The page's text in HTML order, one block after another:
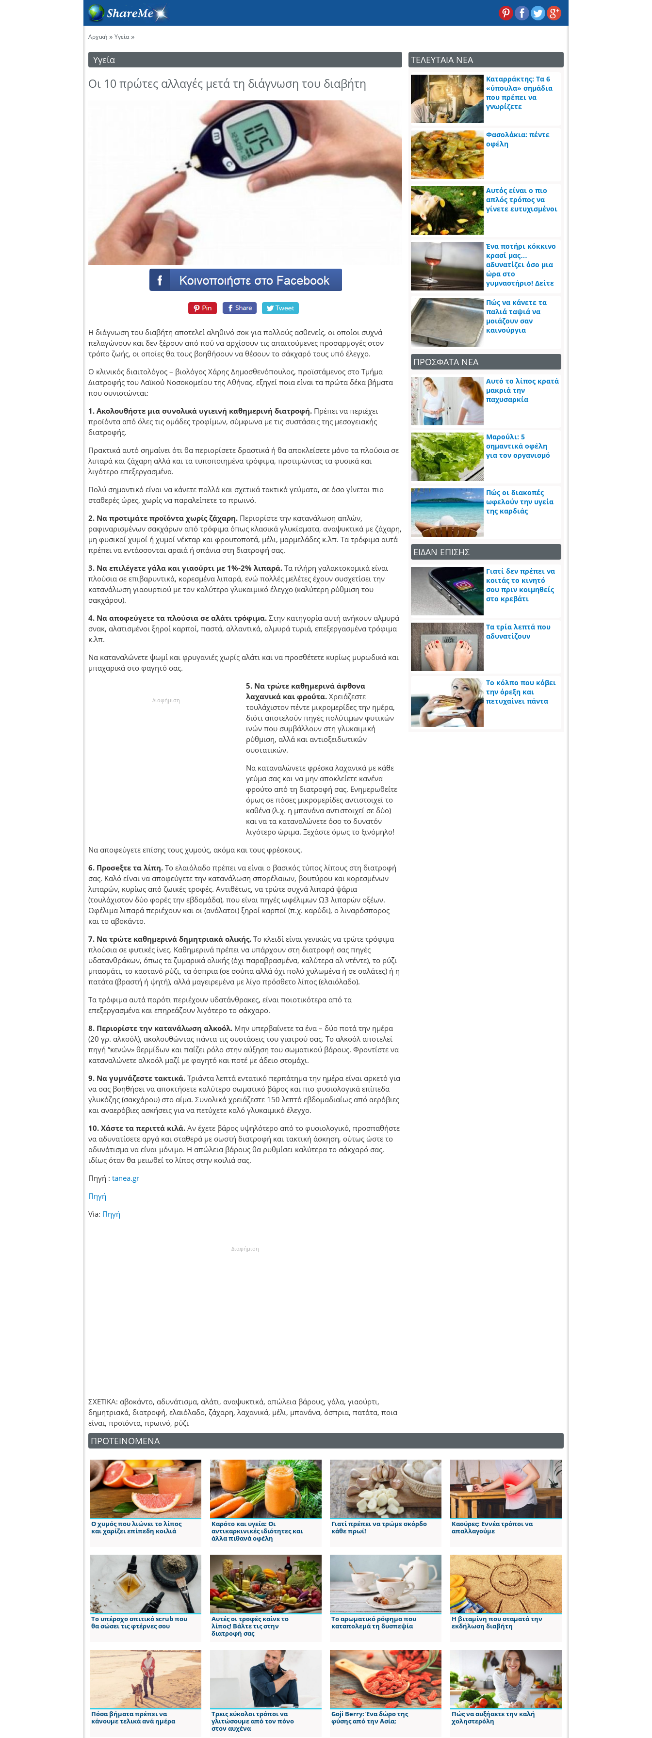
Αρχική » Υγεία »
Υγεία
Οι 10 πρώτες αλλαγές μετά τη διάγνωση του διαβήτη
Η διάγνωση του διαβήτη αποτελεί αληθινό σοκ για πολλούς ασθενείς, οι οποίοι συχνά
πελαγώνουν και δεν ξέρουν από πού να αρχίσουν τις απαιτούμενες προσαρμογές στον
τρόπο ζωής, οι οποίες θα τους βοηθήσουν να θέσουν το σάκχαρό τους υπό έλεγχο.
Ο κλινικός διαιτολόγος – βιολόγος Χάρης Δημοσθενόπουλος, προϊστάμενος στο Τμήμα
Διατροφής του Λαϊκού Νοσοκομείου της Αθήνας, εξηγεί ποια είναι τα πρώτα δέκα βήματα
που συνιστώνται:
1. Ακολουθήστε μια συνολικά υγιεινή καθημερινή διατροφή. Πρέπει να περιέχει
προϊόντα από όλες τις ομάδες τροφίμων, σύμφωνα με τις συστάσεις της μεσογειακής
διατροφής.
Πρακτικά αυτό σημαίνει ότι θα περιορίσετε δραστικά ή θα αποκλείσετε μόνο τα πλούσια σε
λιπαρά και ζάχαρη αλλά και τα τυποποιημένα τρόφιμα, προτιμώντας τα φυσικά και
λιγότερο επεξεργασμένα.
Πολύ σημαντικό είναι να κάνετε πολλά και σχετικά τακτικά γεύματα, σε όσο γίνεται πιο
σταθερές ώρες, χωρίς να παραλείπετε το πρωινό.
2. Να προτιμάτε προϊόντα χωρίς ζάχαρη. Περιορίστε την κατανάλωση απλών,
ραφιναρισμένων σακχάρων από τρόφιμα όπως κλασικά γλυκίσματα, αναψυκτικά με ζάχαρη,
μη φυσικοί χυμοί ή χυμοί νέκταρ και φρουτοποτά, μέλι, μαρμελάδες κ.λπ. Τα τρόφιμα αυτά
πρέπει να εντάσσονται αραιά ή σπάνια στη διατροφή σας.
3. Να επιλέγετε γάλα και γιαούρτι με 1%-2% λιπαρά. Τα πλήρη γαλακτοκομικά είναι
πλούσια σε επιβαρυντικά, κορεσμένα λιπαρά, ενώ πολλές μελέτες έχουν συσχετίσει την
κατανάλωση γιαουρτιού με τον καλύτερο γλυκαιμικό έλεγχο (καλύτερη ρύθμιση του
σακχάρου).
4. Να αποφεύγετε τα πλούσια σε αλάτι τρόφιμα. Στην κατηγορία αυτή ανήκουν αλμυρά
σνακ, αλατισμένοι ξηροί καρποί, παστά, αλλαντικά, αλμυρά τυριά, επεξεργασμένα τρόφιμα
κ.λπ.
Να καταναλώνετε ψωμί και φρυγανιές χωρίς αλάτι και να προσθέτετε κυρίως μυρωδικά και
μπαχαρικά στο φαγητό σας.
Διαφήμιση
5. Να τρώτε καθημερινά άφθονα
λαχανικά και φρούτα. Χρειάζεστε
τουλάχιστον πέντε μικρομερίδες την ημέρα,
διότι αποτελούν πηγές πολύτιμων φυτικών
ινών που συμβάλλουν στη γλυκαιμική
ρύθμιση, αλλά και αντιοξειδωτικών
συστατικών.
Να καταναλώνετε φρέσκα λαχανικά με κάθε
γεύμα σας και να μην αποκλείετε κανένα
φρούτο από τη διατροφή σας. Ενημερωθείτε
όμως σε πόσες μικρομερίδες αντιστοιχεί το
καθένα (λ.χ. η μπανάνα αντιστοιχεί σε δύο)
και να τα καταναλώνετε όσο το δυνατόν
λιγότερο ώριμα. Ξεχάστε όμως το ξινόμηλο!
Να αποφεύγετε επίσης τους χυμούς, ακόμα και τους φρέσκους.
6. Προσeξτε τα λίπη. Το ελαιόλαδο πρέπει να είναι ο βασικός τύπος λίπους στη διατροφή
σας. Καλό είναι να αποφεύγετε την κατανάλωση σπορέλαιων, βουτύρου και κορεσμένων
λιπαρών, κυρίως από ζωικές τροφές. Αντιθέτως, να τρώτε συχνά λιπαρά ψάρια
(τουλάχιστον δύο φορές την εβδομάδα), που είναι πηγές ωφέλιμων Ω3 λιπαρών οξέων.
Ωφέλιμα λιπαρά περιέχουν και οι (ανάλατοι) ξηροί καρποί (π.χ. καρύδι), ο λιναρόσπορος
και το αβοκάντο.
7. Να τρώτε καθημερινά δημητριακά ολικής. Το κλειδί είναι γενικώς να τρώτε τρόφιμα
πλούσια σε φυτικές ίνες. Καθημερινά πρέπει να υπάρχουν στη διατροφή σας πηγές
υδατανθράκων, όπως τα ζυμαρικά ολικής (όχι παραβρασμένα, καλύτερα αλ ντέντε), το ρύζι
μπασμάτι, το καστανό ρύζι, τα όσπρια (σε σούπα αλλά όχι πολύ χυλωμένα ή σε σαλάτες) ή η
πατάτα (βραστή ή ψητή), αλλά μαγειρεμένα με λίγο πρόσθετο λίπος (ελαιόλαδο).
Τα τρόφιμα αυτά παρότι περιέχουν υδατάνθρακες, είναι ποιοτικότερα από τα
επεξεργασμένα και επηρεάζουν λιγότερο το σάκχαρο.
8. Περιορίστε την κατανάλωση αλκοόλ. Μην υπερβαίνετε τα ένα – δύο ποτά την ημέρα
(20 γρ. αλκοόλ), ακολουθώντας πάντα τις συστάσεις του γιατρού σας. Το αλκοόλ αποτελεί
πηγή “κενών» θερμίδων και παίζει ρόλο στην αύξηση του σωματικού βάρους. Φροντίστε να
καταναλώνετε αλκοόλ μαζί με φαγητό και ποτέ με άδειο στομάχι.
9. Να γυμνάζεστε τακτικά. Τριάντα λεπτά εντατικό περπάτημα την ημέρα είναι αρκετό για
να σας βοηθήσει να αποκτήσετε καλύτερο σωματικό βάρος και πιο φυσιολογικά επίπεδα
γλυκόζης (σακχάρου) στο αίμα. Συνολικά χρειάζεστε 150 λεπτά εβδομαδιαίως από αερόβιες
και αναερόβιες ασκήσεις για να πετύχετε καλό γλυκαιμικό έλεγχο.
10. Χάστε τα περιττά κιλά. Αν έχετε βάρος υψηλότερο από το φυσιολογικό, προσπαθήστε
να αδυνατίσετε αργά και σταθερά με σωστή διατροφή και τακτική άσκηση, ούτως ώστε το
αδυνάτισμα να είναι μόνιμο. Η απώλεια βάρους θα ρυθμίσει καλύτερα το σάκχαρό σας,
ιδίως όταν θα μειωθεί το λίπος στην κοιλιά σας.
Πηγή : tanea.gr
Πηγή
Via: Πηγή
Διαφήμιση
ΣΧΕΤΙΚΑ: αβοκάντο, αδυνάτισμα, αλάτι, αναψυκτικά, απώλεια βάρους, γάλα, γιαούρτι,
δημητριακά, διατροφή, ελαιόλαδο, ζάχαρη, λαχανικά, μέλι, μπανάνα, όσπρια, πατάτα, ποια
είναι, προϊόντα, πρωινό, ρύζι
ΤΕΛΕΥΤΑΙΑ ΝΕΑ
Καταρράκτης: Τα 6
«ύπουλα» σημάδια
που πρέπει να
γνωρίζετε
Φασολάκια: πέντε
οφέλη
Αυτός είναι ο πιο
απλός τρόπος να
γίνετε ευτυχισμένοι
Ένα ποτήρι κόκκινο
κρασί μας…
αδυνατίζει όσο μια
ώρα στο
γυμναστήριο! Δείτε
Πώς να κάνετε τα
παλιά ταψιά να
μοιάζουν σαν
καινούργια
ΠΡΟΣΦΑΤΑ ΝΕΑ
Αυτό το λίπος κρατά
μακριά την
παχυσαρκία
Μαρούλι: 5
σημαντικά οφέλη
για τον οργανισμό
Πώς οι διακοπές
ωφελούν την υγεία
της καρδιάς
ΕΙΔΑΝ ΕΠΙΣΗΣ
Γιατί δεν πρέπει να
κοιτάς το κινητό
σου πριν κοιμηθείς
στο κρεβάτι
Τα τρία λεπτά που
αδυνατίζουν
Το κόλπο που κόβει
την όρεξη και
πετυχαίνει πάντα
ΠΡΟΤΕΙΝΟΜΕΝΑ
Ο χυμός που λιώνει το λίπος
και χαρίζει επίπεδη κοιλιά
Καρότο και υγεία: Οι
αντικαρκινικές ιδιότητες και
άλλα πιθανά οφέλη
Γιατί πρέπει να τρώμε σκόρδο
κάθε πρωί!
Καούρες: Εννέα τρόποι να
απαλλαγούμε
Το υπέροχο σπιτικό scrub που
θα σώσει τις φτέρνες σου
Αυτές οι τροφές καίνε το
λίπος! Βάλτε τις στην
διατροφή σας
Το αρωματικό ρόφημα που
καταπολεμά τη δυσπεψία
Η βιταμίνη που σταματά την
εκδήλωση διαβήτη
Πόσα βήματα πρέπει να
κάνουμε τελικά ανά ημέρα
Τρεις εύκολοι τρόποι να
γλιτώσουμε από τον πόνο
στον αυχένα
Goji Berry: Ένα δώρο της
φύσης από την Ασία;
Πώς να αυξήσετε την καλή
χοληστερόλη